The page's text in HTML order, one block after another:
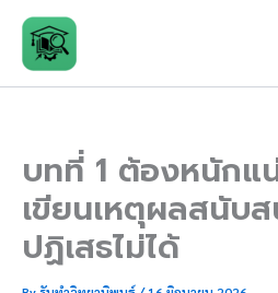
content
บทที่ 1 ต้องหนักแ
เขียนเหตุผลสนับ
ปฏิเสธไม่ได้